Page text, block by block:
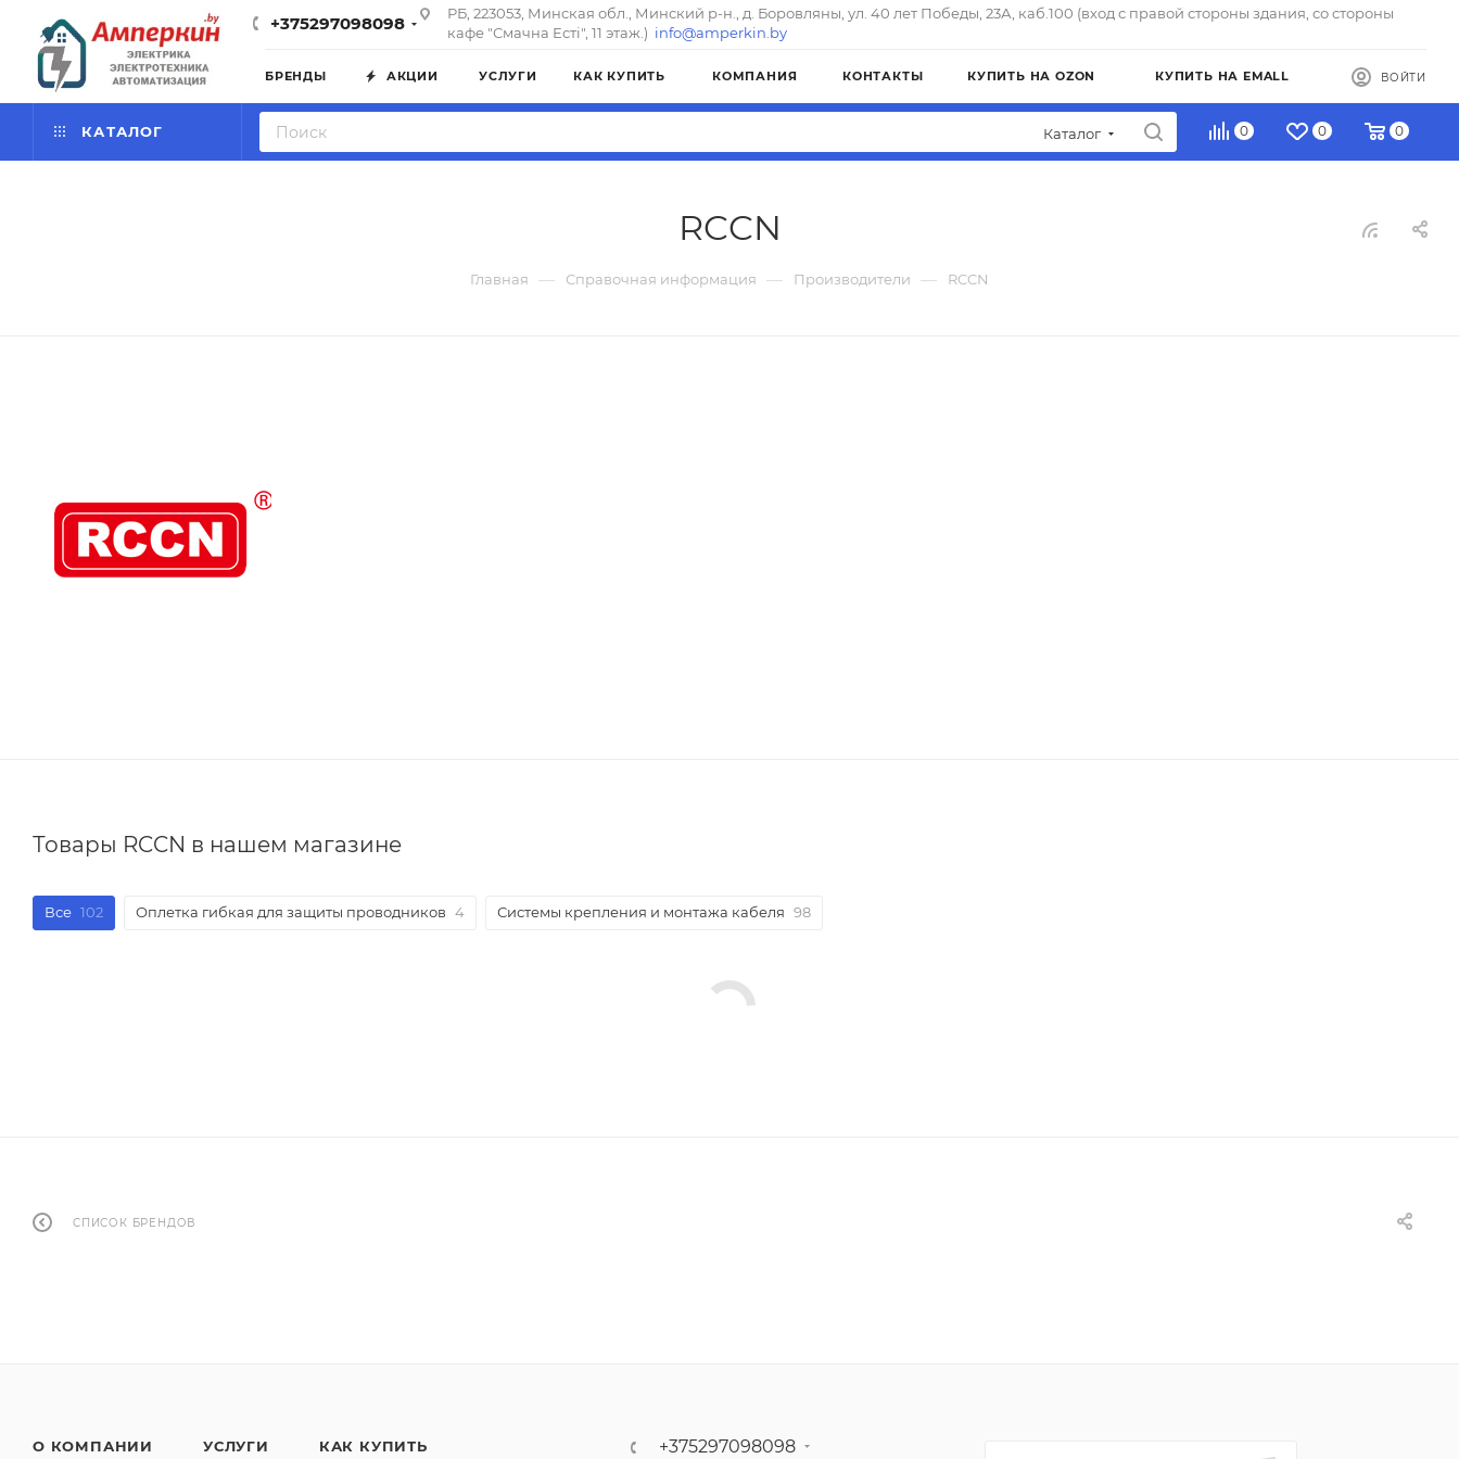
+375297098098
РБ, 223053, Минская обл., Минский р-н., д. Боровляны, ул. 40 лет Победы, 23А, каб.100 (вход с правой стороны здания, со стороны
кафе "Смачна Естi", 11 этаж.) info@amperkin.by
БРЕНДЫ АКЦИИ УСЛУГИ КАК КУПИТЬ КОМПАНИЯ КОНТАКТЫ КУПИТЬ НА OZON КУПИТЬ НА EMALL ВОЙТИ
КАТАЛОГ Каталог 0 0 0
RCCN
Главная — Справочная информация — Производители — RCCN
Товары RCCN в нашем магазине
Все 102 Оплетка гибкая для защиты проводников 4 Системы крепления и монтажа кабеля 98
СПИСОК БРЕНДОВ
О КОМПАНИИ УСЛУГИ КАК КУПИТЬ +375297098098